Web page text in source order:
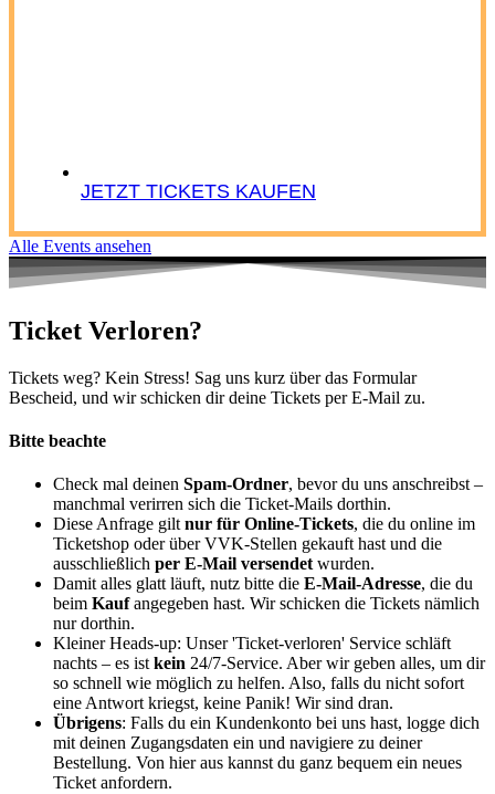
JETZT TICKETS KAUFEN
Alle Events ansehen
Ticket Verloren?
Tickets weg? Kein Stress! Sag uns kurz über das Formular
Bescheid, und wir schicken dir deine Tickets per E-Mail zu.
Bitte beachte
Check mal deinen Spam-Ordner, bevor du uns anschreibst –
manchmal verirren sich die Ticket-Mails dorthin.
Diese Anfrage gilt nur für Online-Tickets, die du online im
Ticketshop oder über VVK-Stellen gekauft hast und die
ausschließlich per E-Mail versendet wurden.
Damit alles glatt läuft, nutz bitte die E-Mail-Adresse, die du
beim Kaufangegeben hast. Wir schicken die Tickets nämlich
nur dorthin.
Kleiner Heads-up: Unser 'Ticket-verloren' Service schläft
nachts – es ist kein 24/7-Service. Aber wir geben alles, um dir
so schnell wie möglich zu helfen. Also, falls du nicht sofort
eine Antwort kriegst, keine Panik! Wir sind dran.
Übrigens: Falls du ein Kundenkonto bei uns hast, logge dich
mit deinen Zugangsdaten ein und navigiere zu deiner
Bestellung. Von hier aus kannst du ganz bequem ein neues
Ticket anfordern.